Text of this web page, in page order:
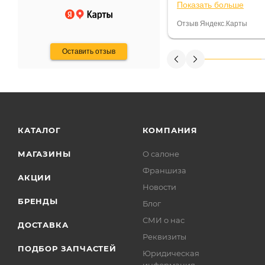
Оставить отзыв
постоянно были на
Считаю, что это
Показать больше
Отзыв Яндекс.Карты
КАТАЛОГ
МАГАЗИНЫ
АКЦИИ
БРЕНДЫ
ДОСТАВКА
ПОДБОР ЗАПЧАСТЕЙ
КОМПАНИЯ
О салоне
Франшиза
Новости
Блог
СМИ о нас
Реквизиты
Юридическая